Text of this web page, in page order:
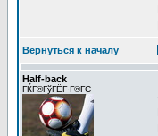
Вернуться к началу
Half-back
ГЌГ®ГўГЁГ·Г®ГЄ